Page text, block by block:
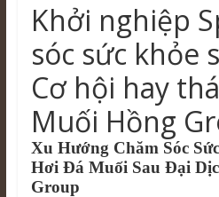
Khởi nghiệp
sóc sức khỏe
Cơ hội hay
Muối Hồng
Xu Hướng Chăm Sóc
Hơi Đá Muối Sau Đại
Group